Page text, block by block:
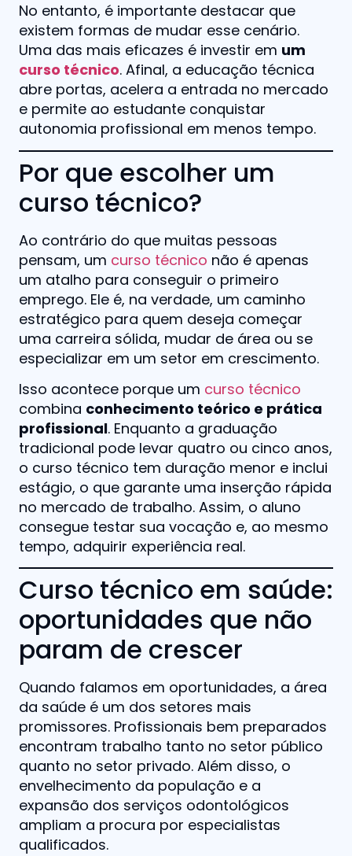
No entanto, é importante destacar que
existem formas de mudar esse cenário.
Uma das mais eficazes é investir em um
curso técnico. Afinal, a educação técnica
abre portas, acelera a entrada no mercado
e permite ao estudante conquistar
autonomia profissional em menos tempo.
Por que escolher um
curso técnico?
Ao contrário do que muitas pessoas
pensam, um curso técnico não é apenas
um atalho para conseguir o primeiro
emprego. Ele é, na verdade, um caminho
estratégico para quem deseja começar
uma carreira sólida, mudar de área ou se
especializar em um setor em crescimento.
Isso acontece porque um curso técnico
combina conhecimento teórico e prática
profissional. Enquanto a graduação
tradicional pode levar quatro ou cinco anos,
o curso técnico tem duração menor e inclui
estágio, o que garante uma inserção rápida
no mercado de trabalho. Assim, o aluno
consegue testar sua vocação e, ao mesmo
tempo, adquirir experiência real.
Curso técnico em saúde:
oportunidades que não
param de crescer
Quando falamos em oportunidades, a área
da saúde é um dos setores mais
promissores. Profissionais bem preparados
encontram trabalho tanto no setor público
quanto no setor privado. Além disso, o
envelhecimento da população e a
expansão dos serviços odontológicos
ampliam a procura por especialistas
qualificados.